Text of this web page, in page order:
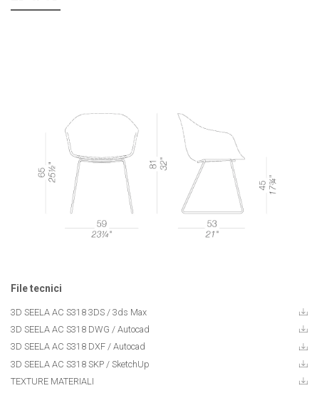
File tecnici
3D SEELA AC S318 3DS / 3ds Max
3D SEELA AC S318 DWG / Autocad
3D SEELA AC S318 DXF / Autocad
3D SEELA AC S318 SKP / SketchUp
TEXTURE MATERIALI